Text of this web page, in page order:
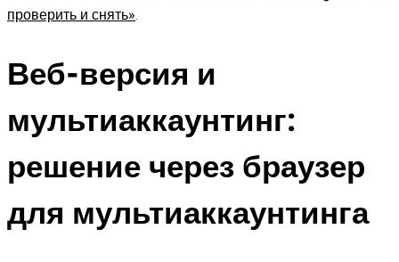
проверить и снять».
Веб-версия и
мультиаккаунтинг:
решение через браузер
для мультиаккаунтинга